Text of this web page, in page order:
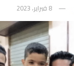
8 فبراير، 2023